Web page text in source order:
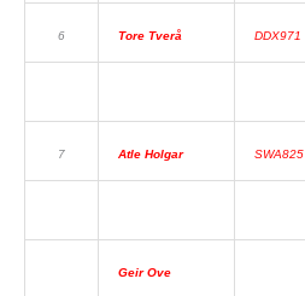
6 Tore Tverå DDX971
7 Atle Holgar SWA825
Geir Ove